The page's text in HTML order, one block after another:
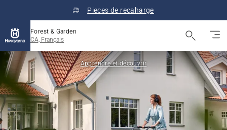
Pieces de recaharge
Forest & Garden
CA, Français
Apprendre et découvrir